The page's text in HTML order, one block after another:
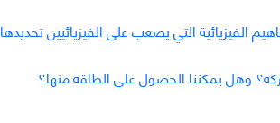
الفيزيائية التي يصعب على الفيزيائيين تحديدها
وهل يمكننا الحصول على الطاقة منها؟